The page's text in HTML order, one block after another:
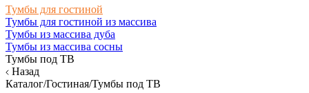
Тумбы для гостиной
Тумбы для гостиной из массива
Тумбы из массива дуба
Тумбы из массива сосны
Тумбы под ТВ
Назад
Каталог/Гостиная/Тумбы под ТВ